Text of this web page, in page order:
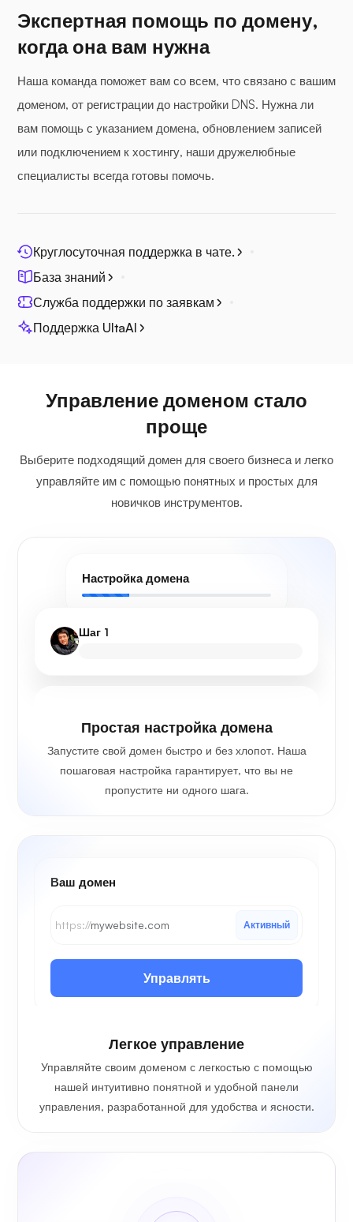
Экспертная помощь по домену,
когда она вам нужна
Наша команда поможет вам со всем, что связано с вашим
доменом, от регистрации до настройки DNS. Нужна ли
вам помощь с указанием домена, обновлением записей
или подключением к хостингу, наши дружелюбные
специалисты всегда готовы помочь.
Круглосуточная поддержка в чате.
База знаний
Служба поддержки по заявкам
Поддержка UltaAI
Управление доменом стало
проще
Выберите подходящий домен для своего бизнеса и легко
управляйте им с помощью понятных и простых для
новичков инструментов.
Настройка домена
Шаг 1
Простая настройка домена
Запустите свой домен быстро и без хлопот. Наша
пошаговая настройка гарантирует, что вы не
пропустите ни одного шага.
Ваш домен
https://mywebsite.com Активный
Управлять
Легкое управление
Управляйте своим доменом с легкостью с помощью
нашей интуитивно понятной и удобной панели
управления, разработанной для удобства и ясности.